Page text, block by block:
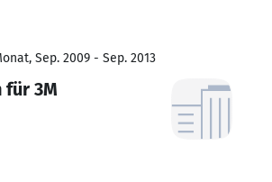
Sep. 2009 - Sep. 2013
für 3M